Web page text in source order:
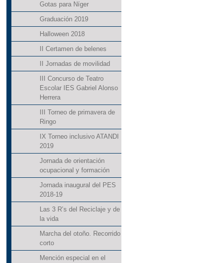
Gotas para Níger
Graduación 2019
Halloween 2018
II Certamen de belenes
II Jornadas de movilidad
III Concurso de Teatro
Escolar IES Gabriel Alonso
Herrera
III Torneo de primavera de
Ringo
IX Torneo inclusivo ATANDI
2019
Jornada de orientación
ocupacional y formación
Jornada inaugural del PES
2018-19
Las 3 R’s del Reciclaje y de
la vida
Marcha del otoño. Recorrido
corto
Mención especial en el